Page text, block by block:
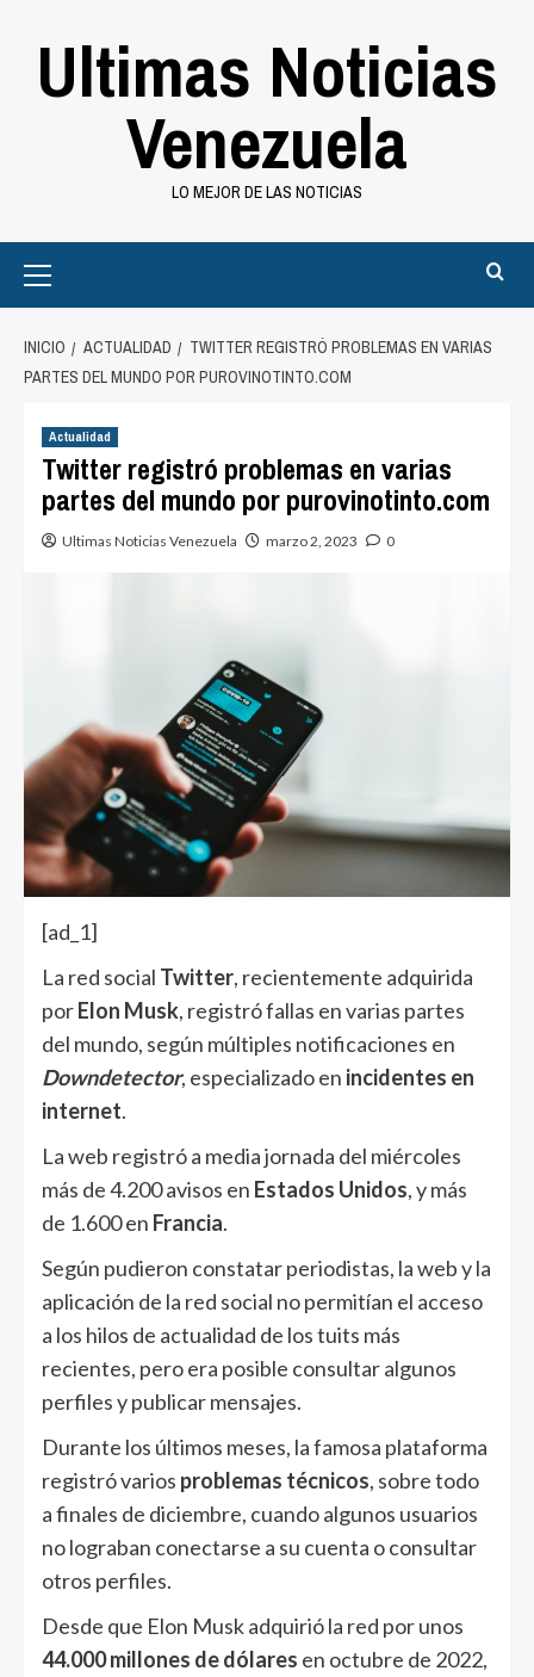
Ultimas Noticias
Venezuela
LO MEJOR DE LAS NOTICIAS
Menu
INICIO ACTUALIDAD
TWITTER REGISTRÓ PROBLEMAS EN VARIAS
PARTES DEL MUNDO POR PUROVINOTINTO.COM
Actualidad
Twitter registró problemas en varias
partes del mundo por purovinotinto.com
Ultimas Noticias Venezuela marzo 2, 2023 0
[ad_1]
La red social Twitter, recientemente adquirida
porElon Musk, registró fallas en varias partes
del mundo, según múltiples notificaciones en
Downdetector, especializado en incidentes en
internet.
La web registró a media jornada del miércoles
más de 4.200 avisos en Estados Unidos, y más
de 1.600 en Francia.
Según pudieron constatar periodistas, la web y la
aplicación de la red social no permitían el acceso
a los hilos de actualidad de los tuits más
recientes, pero era posible consultar algunos
perfiles y publicar mensajes.
Durante los últimos meses, la famosa plataforma
registró varios problemas técnicos, sobre todo
a finales de diciembre, cuando algunos usuarios
no lograban conectarse a su cuenta o consultar
otros perfiles.
Desde que Elon Musk adquirió la red por unos
44.000 millones de dólares en octubre de 2022,